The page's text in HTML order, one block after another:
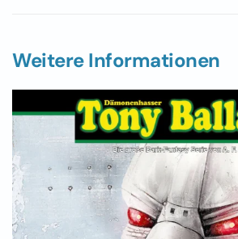
Weitere Informationen